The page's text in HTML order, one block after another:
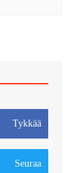
Tykkää
Seuraa